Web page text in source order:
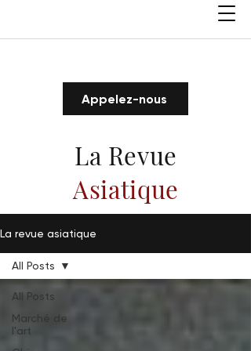
Appelez-nous
La Revue
Asiatique
La revue asiatique
All Posts
Marché de
l'art
All Posts